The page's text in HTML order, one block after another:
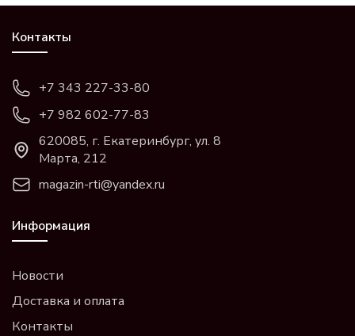
Контакты
+7 343 227-33-80
+7 982 602-77-83
620085, г. Екатеринбург, ул. 8
Марта, 212
magazin-rti@yandex.ru
Информация
Новости
Доставка и оплата
Контакты